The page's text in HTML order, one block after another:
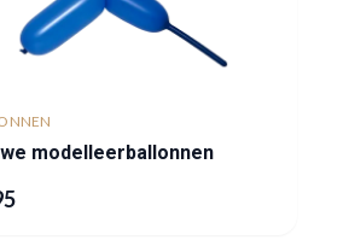
modelleerballonnen